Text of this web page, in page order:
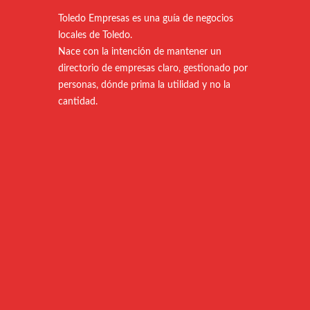
Toledo Empresas es una guía de negocios
locales de Toledo.
Nace con la intención de mantener un
directorio de empresas claro, gestionado por
personas, dónde prima la utilidad y no la
cantidad.